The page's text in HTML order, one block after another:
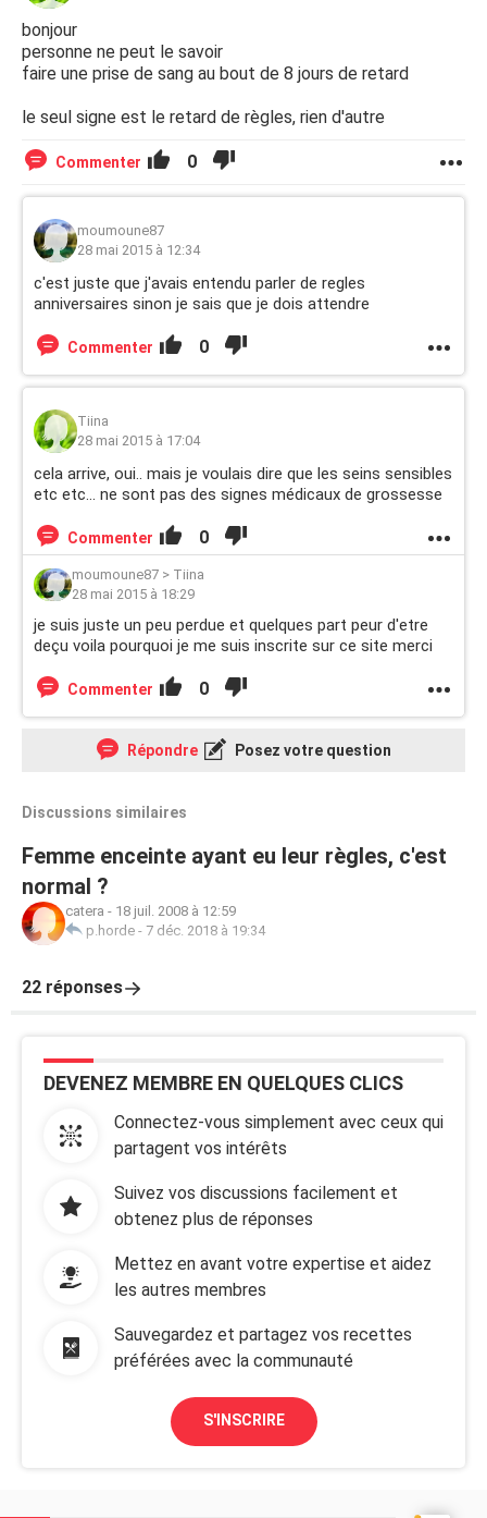
bonjour
personne ne peut le savoir
faire une prise de sang au bout de 8 jours de retard
le seul signe est le retard de règles, rien d'autre
Commenter 0
moumoune87
28 mai 2015 à 12:34
c'est juste que j'avais entendu parler de regles
anniversaires sinon je sais que je dois attendre
Commenter 0
Tiina
28 mai 2015 à 17:04
cela arrive, oui.. mais je voulais dire que les seins sensibles
etc etc... ne sont pas des signes médicaux de grossesse
Commenter 0
moumoune87 > Tiina
28 mai 2015 à 18:29
je suis juste un peu perdue et quelques part peur d'etre
deçu voila pourquoi je me suis inscrite sur ce site merci
Commenter 0
Répondre Posez votre question
Discussions similaires
Femme enceinte ayant eu leur règles, c'est
normal ?
catera - 18 juil. 2008 à 12:59
p.horde - 7 déc. 2018 à 19:34
22 réponses
DEVENEZ MEMBRE EN QUELQUES CLICS
Connectez-vous simplement avec ceux qui
partagent vos intérêts
Suivez vos discussions facilement et
obtenez plus de réponses
Mettez en avant votre expertise et aidez
les autres membres
Sauvegardez et partagez vos recettes
préférées avec la communauté
S'INSCRIRE